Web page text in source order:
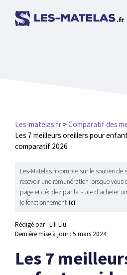
Les-matelas.fr >Comparatif des
Les 7 meilleurs oreillers pour
comparatif 2026
Les-Matelas.fr compte sur le soutien de
recevoir une rémunération lorsque vous
page et décidez par la suite d'acheter
le fonctionnement ici
Rédigé par : Lili Liu
Dernière mise à jour : 5 mars 2024
Les 7